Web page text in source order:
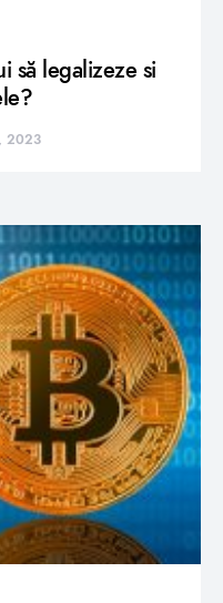
să legalizeze si
2023